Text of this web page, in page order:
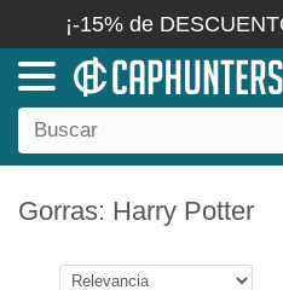
¡-15% de
Gorras: Harry Potter